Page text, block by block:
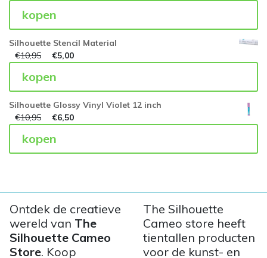
kopen
Silhouette Stencil Material
€10,95 €5,00
kopen
Silhouette Glossy Vinyl Violet 12 inch
€10,95 €6,50
kopen
Ontdek de creatieve
wereld van The
Silhouette Cameo
Store. Koop
The Silhouette
Cameo store heeft
tientallen producten
voor de kunst- en